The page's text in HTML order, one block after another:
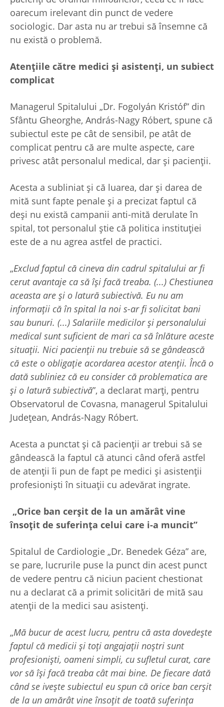
oarecum irelevant din punct de vedere
sociologic. Dar asta nu ar trebui să însemne că
nu există o problemă.
Atențiile către medici și asistenți, un subiect
complicat
Managerul Spitalului „Dr. Fogolyán Kristóf” din
Sfântu Gheorghe, András-Nagy Róbert, spune că
subiectul este pe cât de sensibil, pe atât de
complicat pentru că are multe aspecte, care
privesc atât personalul medical, dar și pacienții.
Acesta a subliniat și că luarea, dar și darea de
mită sunt fapte penale și a precizat faptul că
deși nu există campanii anti-mită derulate în
spital, tot personalul știe că politica instituției
este de a nu agrea astfel de practici.
„Exclud faptul că cineva din cadrul spitalului ar fi
cerut avantaje ca să își facă treaba. (...) Chestiunea
aceasta are și o latură subiectivă. Eu nu am
informații că în spital la noi s-ar fi solicitat bani
sau bunuri. (...) Salariile medicilor și personalului
medical sunt suficient de mari ca să înlăture aceste
situații. Nici pacienții nu trebuie să se gândească
că este o obligație acordarea acestor atenții. Încă o
dată subliniez că eu consider că problematica are
și o latură subiectivă”, a declarat marți, pentru
Observatorul de Covasna, managerul Spitalului
Județean, András-Nagy Róbert.
Acesta a punctat și că pacienții ar trebui să se
gândească la faptul că atunci când oferă astfel
de atenții îi pun de fapt pe medici și asistenții
profesioniști în situații cu adevărat ingrate.
„Orice ban cerșit de la un amărât vine
însoțit de suferința celui care i-a muncit”
Spitalul de Cardiologie „Dr. Benedek Géza” are,
se pare, lucrurile puse la punct din acest punct
de vedere pentru că niciun pacient chestionat
nu a declarat că a primit solicitări de mită sau
atenții de la medici sau asistenți.
„Mă bucur de acest lucru, pentru că asta dovedește
faptul că medicii și toți angajații noștri sunt
profesioniști, oameni simpli, cu sufletul curat, care
vor să își facă treaba cât mai bine. De fiecare dată
când se ivește subiectul eu spun că orice ban cerșit
de la un amărât vine însoțit de toată suferința